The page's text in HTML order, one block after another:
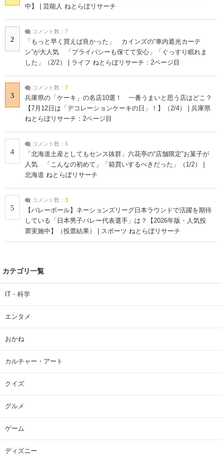
中】 | 芸能人 ねとらぼリサーチ
2
コメント数： 7
「もっと早く買えば良かった」 カインズの“車内遮光カーテ
ン”が大人気 「プライバシーも保てて安心」「ぐっすり眠れま
した」（2/2） | ライフ ねとらぼリサーチ：2ページ目
3
コメント数： 7
兵庫県の「ケーキ」の名店10選！ 一番うまいと思う店はどこ？
【7月12日は「デコレーションケーキの日」！】（2/4） | 兵庫県
ねとらぼリサーチ：2ページ目
4
コメント数： 5
「北海道土産としてもセンス抜群」六花亭の“店舗限定”お菓子が
人気 「こんなの初めて」「箱買いするべきだった」（1/2） |
北海道 ねとらぼリサーチ
5
コメント数： 3
【バレーボール】ネーションズリーグ日本ラウンドで活躍を期待
している「日本男子バレー代表選手」は？【2026年版・人気投
票実施中】（投票結果） | スポーツ ねとらぼリサーチ
カテゴリ一覧
IT・科学
エンタメ
おかね
カルチャー・アート
クイズ
グルメ
ゲーム
ディズニー